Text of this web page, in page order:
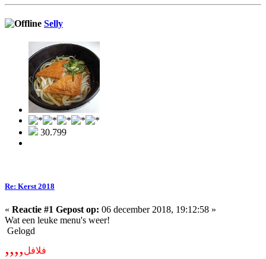
Selly
30.799
Re: Kerst 2018
« Reactie #1 Gepost op: 06 december 2018, 19:12:58 »
Wat een leuke menu's weer!
Gelogd
,,,,فلافل